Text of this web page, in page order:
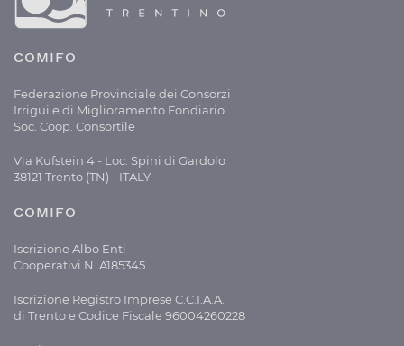
COMIFO
Federazione Provinciale dei Consorzi
Irrigui e di Miglioramento Fondiario
Soc. Coop. Consortile
Via Kufstein 4 - Loc. Spini di Gardolo
38121 Trento (TN) - ITALY
COMIFO
Iscrizione Albo Enti
Cooperativi N. A185345
Iscrizione Registro Imprese C.C.I.A.A.
di Trento e Codice Fiscale 96004260228